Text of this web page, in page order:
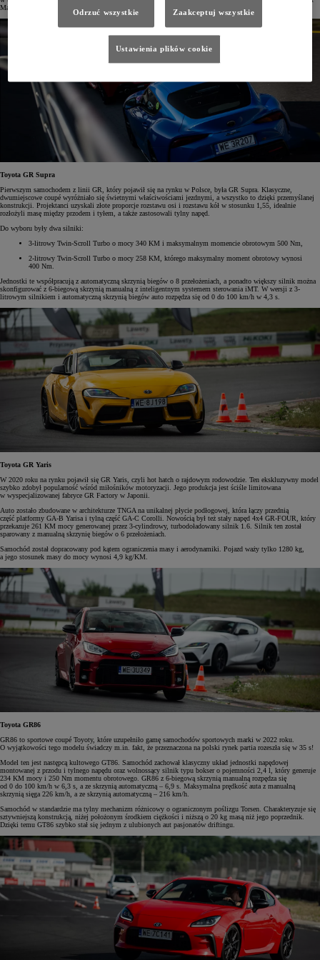
Manager Toyota Central Europe.
Toyota GR Supra
Pierwszym samochodem z linii GR, który pojawił się na rynku w Polsce, była GR Supra. Klasyczne,
dwumiejscowe coupé wyróżniało się świetnymi właściwościami jezdnymi, a wszystko to dzięki przemyślanej
konstrukcji. Projektanci uzyskali złote proporcje rozstawu osi i rozstawu kół w stosunku 1,55, idealnie
rozłożyli masę między przodem i tyłem, a także zastosowali tylny napęd.
Do wyboru były dwa silniki:
3-litrowy Twin-Scroll Turbo o mocy 340 KM i maksymalnym momencie obrotowym 500 Nm,
2-litrowy Twin-Scroll Turbo o mocy 258 KM, którego maksymalny moment obrotowy wynosi
400 Nm.
Jednostki te współpracują z automatyczną skrzynią biegów o 8 przełożeniach, a ponadto większy silnik można
skonfigurować z 6-biegową skrzynią manualną z inteligentnym systemem sterowania iMT. W wersji z 3-
litrowym silnikiem i automatyczną skrzynią biegów auto rozpędza się od 0 do 100 km/h w 4,3 s.
Toyota GR Yaris
W 2020 roku na rynku pojawił się GR Yaris, czyli hot hatch o rajdowym rodowodzie. Ten ekskluzywny model
szybko zdobył popularność wśród miłośników motoryzacji. Jego produkcja jest ściśle limitowana
w wyspecjalizowanej fabryce GR Factory w Japonii.
Auto zostało zbudowane w architekturze TNGA na unikalnej płycie podłogowej, która łączy przednią
część platformy GA-B Yarisa i tylną część GA-C Corolli. Nowością był też stały napęd 4x4 GR-FOUR, który
przekazuje 261 KM mocy generowanej przez 3-cylindrowy, turbodoładowany silnik 1.6. Silnik ten został
sparowany z manualną skrzynię biegów o 6 przełożeniach.
Samochód został dopracowany pod kątem ograniczenia masy i aerodynamiki. Pojazd waży tylko 1280 kg,
a jego stosunek masy do mocy wynosi 4,9 kg/KM.
Toyota GR86
GR86 to sportowe coupé Toyoty, które uzupełniło gamę samochodów sportowych marki w 2022 roku.
O wyjątkowości tego modelu świadczy m.in. fakt, że przeznaczona na polski rynek partia rozeszła się w 35 s!
Model ten jest następcą kultowego GT86. Samochód zachował klasyczny układ jednostki napędowej
montowanej z przodu i tylnego napędu oraz wolnossący silnik typu bokser o pojemności 2,4 l, który generuje
234 KM mocy i 250 Nm momentu obrotowego. GR86 z 6-biegową skrzynią manualną rozpędza się
od 0 do 100 km/h w 6,3 s, a ze skrzynią automatyczną – 6,9 s. Maksymalna prędkość auta z manualną
skrzynią sięga 226 km/h, a ze skrzynią automatyczną – 216 km/h.
Samochód w standardzie ma tylny mechanizm różnicowy o ograniczonym poślizgu Torsen. Charakteryzuje się
sztywniejszą konstrukcją, niżej położonym środkiem ciężkości i niższą o 20 kg masą niż jego poprzednik.
Dzięki temu GT86 szybko stał się jednym z ulubionych aut pasjonatów driftingu.
Odrzuć wszystkie Zaakceptuj wszystkie
Ustawienia plików cookie